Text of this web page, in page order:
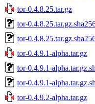
tor-0.4.8.25.tar.gz
tor-
tor-
tor-0.4.9.1-alpha.tar.gz
tor-0.4.9.1-
tor-0.4.9.1-
tor-0.4.9.2-alpha.tar.gz